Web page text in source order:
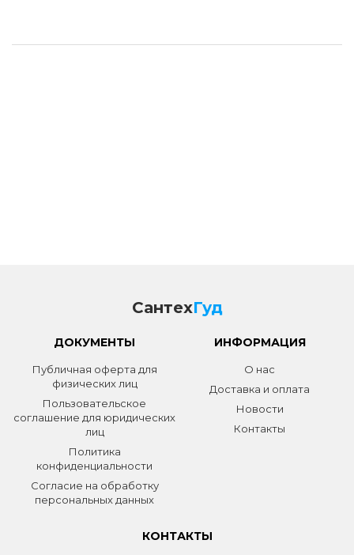
СантехГуд
ДОКУМЕНТЫ
Публичная оферта для
физических лиц
Пользовательское
соглашение для юридических
лиц
Политика
конфиденциальности
Согласие на обработку
персональных данных
ИНФОРМАЦИЯ
О нас
Доставка и оплата
Новости
Контакты
КОНТАКТЫ